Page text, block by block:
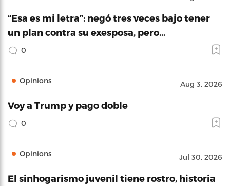
“Esa es mi letra”: negó tres veces bajo tener
un plan contra su exesposa, pero…
0
Opinions Aug 3, 2026
Voy a Trump y pago doble
0
Opinions Jul 30, 2026
El sinhogarismo juvenil tiene rostro, historia